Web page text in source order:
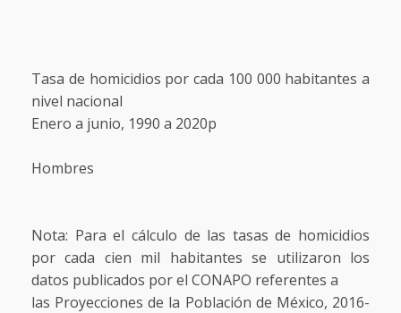
Tasa de homicidios por cada 100 000 habitantes a
nivel nacional
Enero a junio, 1990 a 2020p
Hombres
Nota: Para el cálculo de las tasas de homicidios
por cada cien mil habitantes se utilizaron los
datos publicados por el CONAPO referentes a
las Proyecciones de la Población de México, 2016-